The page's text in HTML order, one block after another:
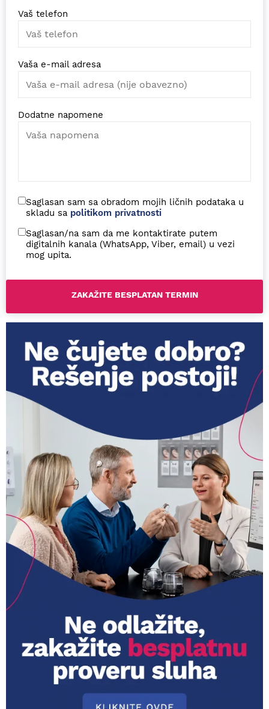
Vaš telefon
Vaša e-mail adresa
Dodatne napomene
Saglasan sam sa obradom mojih ličnih podataka u
skladu sa politikom privatnosti
Saglasan/na sam da me kontaktirate putem
digitalnih kanala (WhatsApp, Viber, email) u vezi
mog upita.